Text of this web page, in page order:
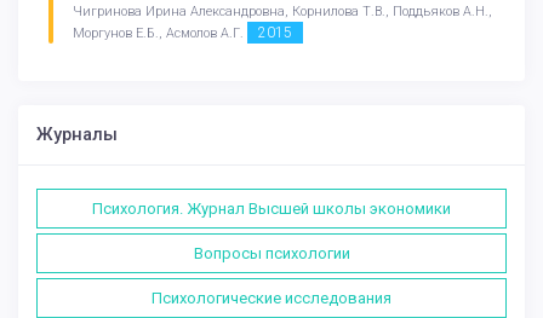
Чигринова Ирина Александровна, Корнилова Т.В., Поддьяков А.Н.,
Моргунов Е.Б., Асмолов А.Г.
2015
Журналы
Психология. Журнал Высшей школы экономики
Вопросы психологии
Психологические исследования